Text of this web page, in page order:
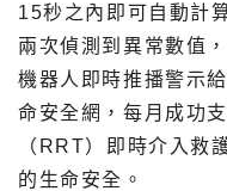
15秒之內即可自動計
兩次偵測到異常數值
機器人即時推播警示
命安全網，每月成功
（RRT）即時介入救
的生命安全。